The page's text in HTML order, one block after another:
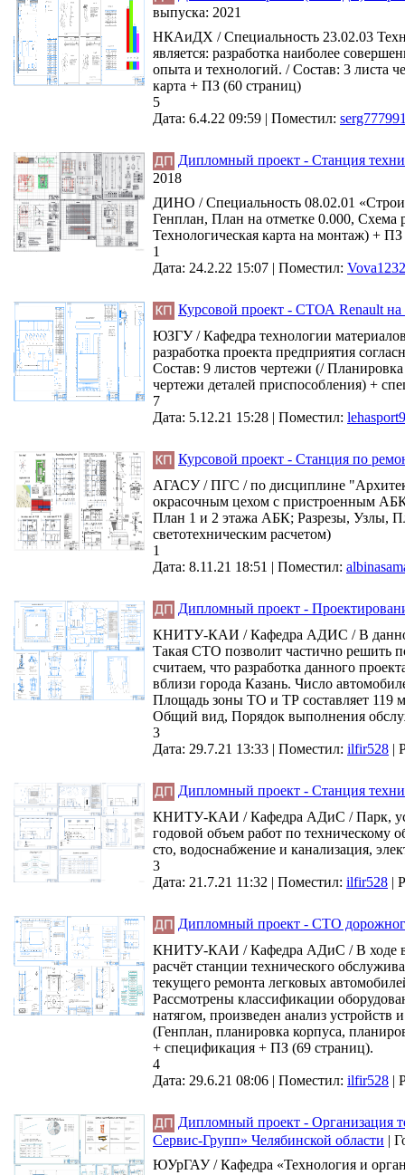
выпуска: 2021
НКАиДХ / Специальность 23.02.03
является: разработка наиболее
опыта и технологий. / Состав: 3 листа
карта + ПЗ (60 страниц)
5
Дата: 6.4.22 09:59 | Поместил:
Дипломный проект - Станция
2018
ДИНО / Специальность 08.02.01
Генплан, План на отметке 0.000, Схема
Технологическая карта на монтаж) +
1
Дата: 24.2.22 15:07 | Поместил:
Курсовой проект - СТОА Renault на
ЮЗГУ / Кафедра технологии
разработка проекта предприятия
Состав: 9 листов чертежи (/
чертежи деталей приспособления) +
7
Дата: 5.12.21 15:28 | Поместил:
Курсовой проект - Станция по
АГАСУ / ПГС / по дисциплине
окрасочным цехом с пристроенным
План 1 и 2 этажа АБК; Разрезы, Узлы,
светотехническим расчетом)
1
Дата: 8.11.21 18:51 | Поместил:
Дипломный проект -
КНИТУ-КАИ / Кафедра АДИС / В данном
Такая СТО позволит частично решить
считаем, что разработка данного
вблизи города Казань. Число
Площадь зоны ТО и ТР составляет 119
Общий вид, Порядок выполнения
3
Дата: 29.7.21 13:33 | Поместил: ilfir528 |
Дипломный проект - Станция
КНИТУ-КАИ / Кафедра АДиС / Парк,
годовой объем работ по техническому
сто, водоснабжение и канализация,
3
Дата: 21.7.21 11:32 | Поместил: ilfir528 |
Дипломный проект - СТО
КНИТУ-КАИ / Кафедра АДиС / В ходе
расчёт станции технического
текущего ремонта легковых
Рассмотрены классификации
натягом, произведен анализ
(Генплан, планировка корпуса,
+ спецификация + ПЗ (69 страниц).
4
Дата: 29.6.21 08:06 | Поместил: ilfir528 |
Дипломный проект - Организация
Сервис-Групп» Челябинской области |
ЮУрГАУ / Кафедра «Технология и